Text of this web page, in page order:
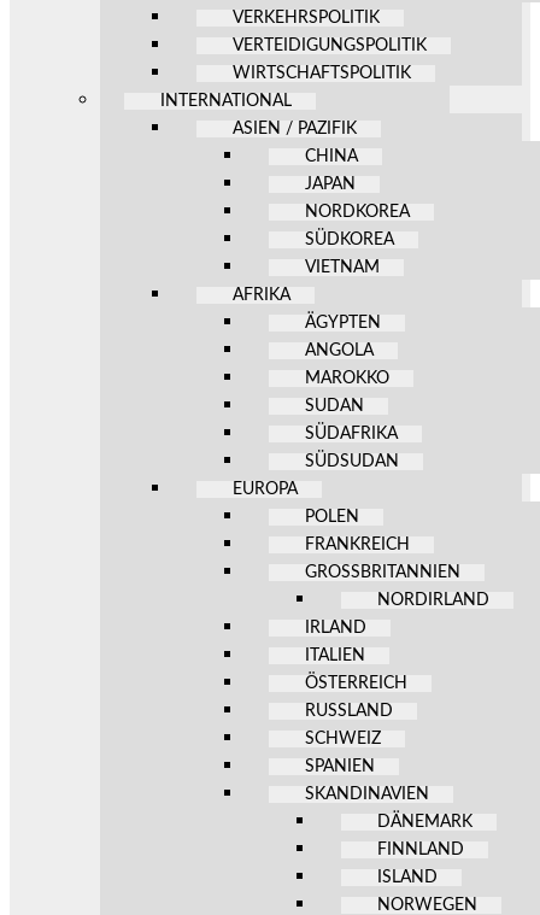
VERKEHRSPOLITIK
VERTEIDIGUNGSPOLITIK
WIRTSCHAFTSPOLITIK
INTERNATIONAL
ASIEN / PAZIFIK
CHINA
JAPAN
NORDKOREA
SÜDKOREA
VIETNAM
AFRIKA
ÄGYPTEN
ANGOLA
MAROKKO
SUDAN
SÜDAFRIKA
SÜDSUDAN
EUROPA
POLEN
FRANKREICH
GROSSBRITANNIEN
NORDIRLAND
IRLAND
ITALIEN
ÖSTERREICH
RUSSLAND
SCHWEIZ
SPANIEN
SKANDINAVIEN
DÄNEMARK
FINNLAND
ISLAND
NORWEGEN